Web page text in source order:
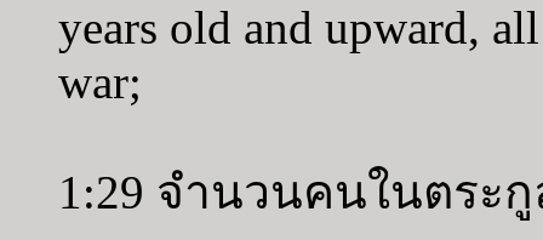
years old and upward,
war;
1:29 จำนวนคนในตระ